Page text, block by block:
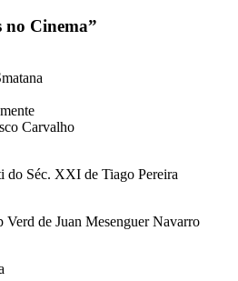
no Cinema”
Carvalho
do Séc. XXI de Tiago Pereira
de Juan Mesenguer Navarro